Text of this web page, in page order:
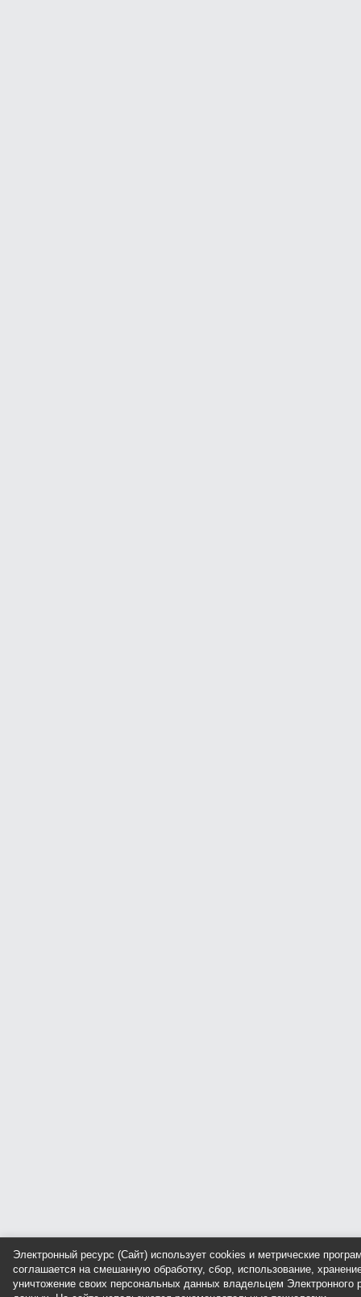
Электронный ресурс (Сайт) использует cookies и метрические
соглашается на смешанную обработку, сбор, использование,
уничтожение своих персональных данных владельцем Электронного